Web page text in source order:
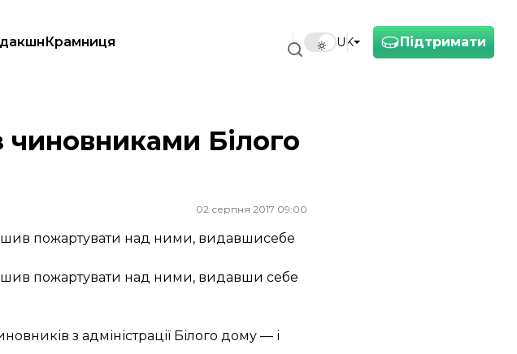
Підтримати
UK
Крамниця
чиновниками Білого
02 серпня 2017 09:00
пожартувати над ними, видавшисебе
пожартувати над ними, видавши себе
з адміністрації Білого дому — і